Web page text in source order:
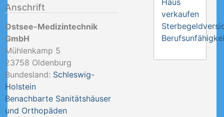
Anschrift
Ostsee-Medizintechnik
GmbH
Mühlenkamp 5
23758 Oldenburg
Bundesland: Schleswig-
Holstein
Benachbarte Sanitätshäuser
und Orthopäden
Haus
verkaufen